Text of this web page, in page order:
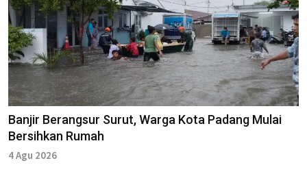
Banjir Berangsur Surut, Warga Kota Padang Mulai
Bersihkan Rumah
4 Agu 2026